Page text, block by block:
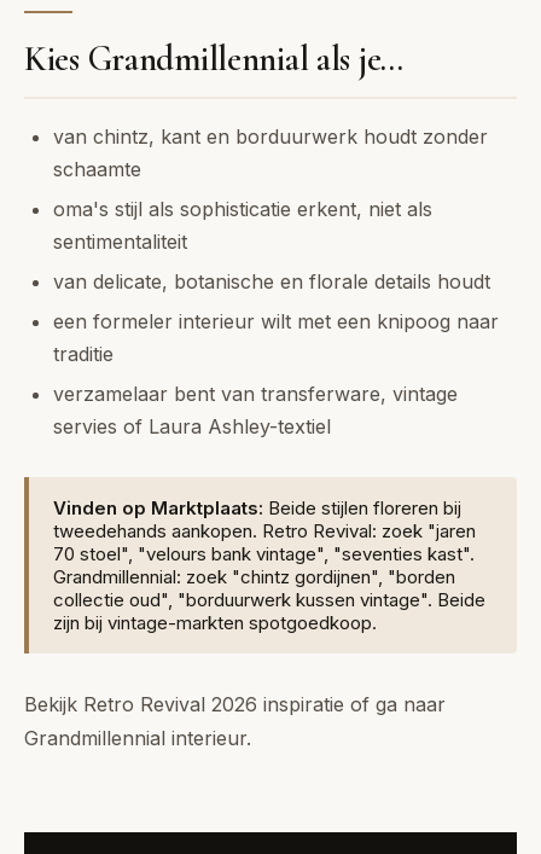
Kies Grandmillennial als je...
van chintz, kant en borduurwerk houdt zonder
schaamte
oma's stijl als sophisticatie erkent, niet als
sentimentaliteit
van delicate, botanische en florale details houdt
een formeler interieur wilt met een knipoog naar
traditie
verzamelaar bent van transferware, vintage
servies of Laura Ashley-textiel
Vinden op Marktplaats: Beide stijlen floreren bij
tweedehands aankopen. Retro Revival: zoek "jaren
70 stoel", "velours bank vintage", "seventies kast".
Grandmillennial: zoek "chintz gordijnen", "borden
collectie oud", "borduurwerk kussen vintage". Beide
zijn bij vintage-markten spotgoedkoop.
Bekijk Retro Revival 2026 inspiratie of ga naar
Grandmillennial interieur.